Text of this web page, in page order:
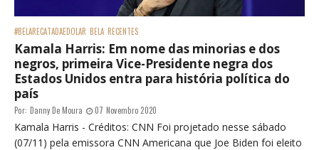
#BELARECATADAEDOLAR BELA RECENTES
Kamala Harris: Em nome das minorias e dos
negros, primeira Vice-Presidente negra dos
Estados Unidos entra para história política do
país
Por: Danny De Moura 07 Novembro 2020
Kamala Harris - Créditos: CNN Foi projetado nesse sábado
(07/11) pela emissora CNN Americana que Joe Biden foi eleito